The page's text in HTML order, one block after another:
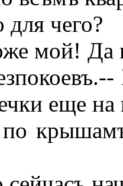
чего?
мой! Да
еще